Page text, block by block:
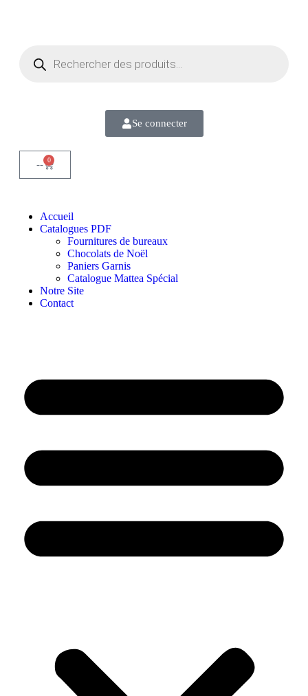
Se connecter
-- 0
Accueil
Catalogues PDF
Fournitures de bureaux
Chocolats de Noël
Paniers Garnis
Catalogue Mattea Spécial
Notre Site
Contact